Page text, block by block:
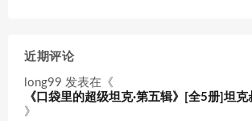
近期评论
long99 发表在《
《口袋里的超级坦克·第五辑》[全5册]坦克
》